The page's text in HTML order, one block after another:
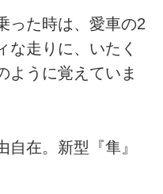
った時は、愛車の2
な走りに、いたく
ように覚えていま
在。新型『隼』